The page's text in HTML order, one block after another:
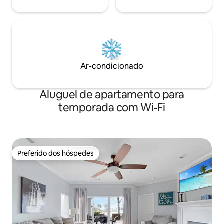
Ar-condicionado
Aluguel de apartamento para
temporada com Wi-Fi
Preferido dos hóspedes
Preferido dos hóspedes